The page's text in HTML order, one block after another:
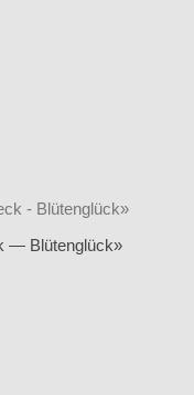
— Blütenglück»